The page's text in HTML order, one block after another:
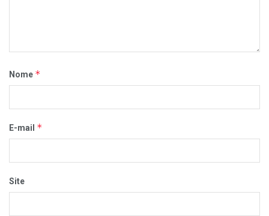
Nome *
E-mail *
Site